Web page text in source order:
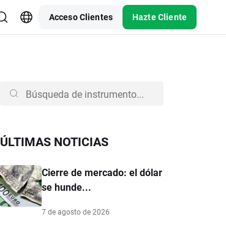
Acceso Clientes Hazte Cliente
ÚLTIMAS NOTICIAS
Cierre de mercado: el dólar
se hunde...
7 de agosto de 2026